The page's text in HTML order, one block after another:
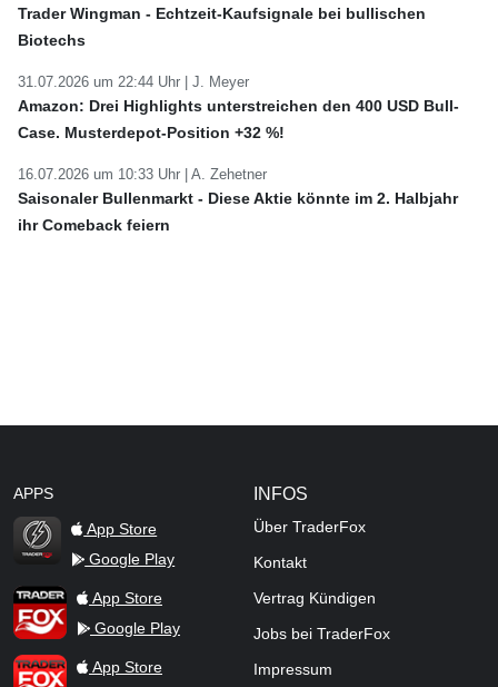
Trader Wingman - Echtzeit-Kaufsignale bei bullischen
Biotechs
31.07.2026 um 22:44 Uhr | J. Meyer
Amazon: Drei Highlights unterstreichen den 400 USD Bull-
Case. Musterdepot-Position +32 %!
16.07.2026 um 10:33 Uhr | A. Zehetner
Saisonaler Bullenmarkt - Diese Aktie könnte im 2. Halbjahr
ihr Comeback feiern
APPS
TraderFox Flash
App Store
Google Play
TraderFox AppApp Store
Google Play
TraderFox ProApp Store
INFOS
Über TraderFox
Kontakt
Vertrag Kündigen
Jobs bei TraderFox
Impressum